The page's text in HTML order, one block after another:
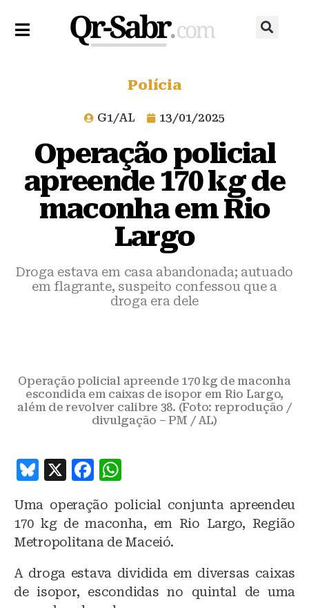
Polícia
G1/AL 13/01/2025
Operação policial
apreende 170 kg de
maconha em Rio
Largo
Droga estava em casa abandonada; autuado
em flagrante, suspeito confessou que a
droga era dele
Operação policial apreende 170 kg de maconha
escondida em caixas de isopor em Rio Largo,
além de revolver calibre 38. (Foto: reprodução /
divulgação – PM / AL)
B
e
s
k
y
X
F
c
e
o
o
at
s
p
p
Uma operação policial conjunta apreendeu
170 kg de maconha, em Rio Largo, Região
Metropolitana de Maceió.
A droga estava dividida em diversas caixas
de isopor, escondidas no quintal de uma